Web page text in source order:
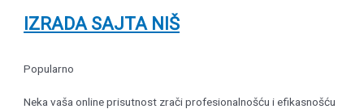
IZRADA SAJTA NIŠ
Popularno
Neka vaša online prisutnost zrači profesionalnošću i efikasnošću